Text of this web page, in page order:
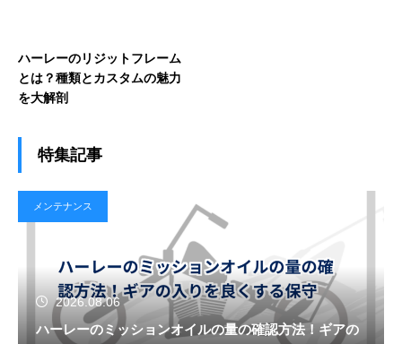
ハーレーのリジットフレーム
とは？種類とカスタムの魅力
を大解剖
特集記事
メンテナンス
2026.08.06
ハーレーのミッションオイルの量の確認方法！ギアの